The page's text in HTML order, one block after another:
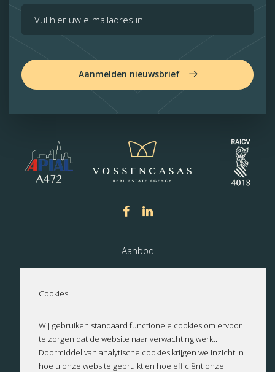
Aanmelden nieuwsbrief
Aanbod
Contact
Cookies
Wij gebruiken standaard functionele cookies om ervoor
te zorgen dat de website naar verwachting werkt.
Doormiddel van analytische cookies krijgen we inzicht in
hoe u onze website gebruikt en hoe efficiënt onze